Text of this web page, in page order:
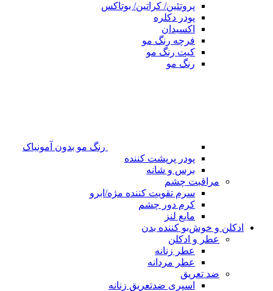
پروتئین/ کراتین/ بوتاکس
پودر دکلره
اکسیدان
فرچه رنگ مو
کیت رنگ مو
رنگ مو
رنگ مو بدون آمونیاک
پودر پرپشت کننده
برس و شانه
مراقبت چشم
سرم تقویت کننده مژه/ابرو
کرم دور چشم
مایع لنز
ادکلن و خوش‌بو کننده بدن
عطر و ادکلن
عطر زنانه
عطر مردانه
ضد تعریق
اسپری ضدتعریق زنانه